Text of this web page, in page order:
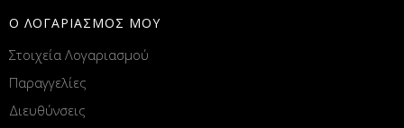
Ο ΛΟΓΑΡΙΑΣΜΟΣ ΜΟΥ
Στοιχεία Λογαριασμού
Παραγγελίες
Διευθύνσεις